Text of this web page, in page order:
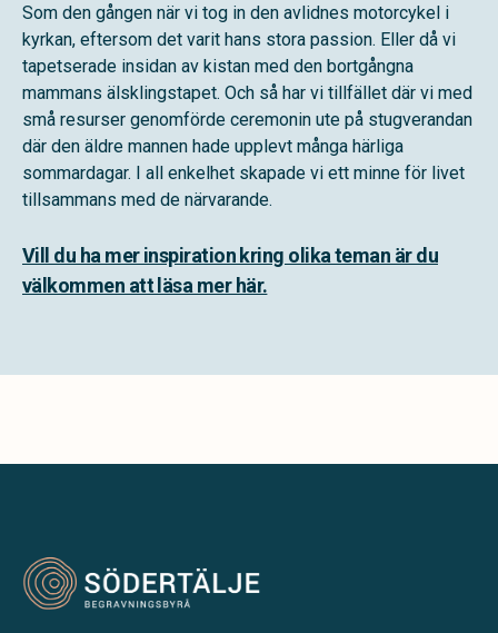
Som den gången när vi tog in den avlidnes motorcykel i
kyrkan, eftersom det varit hans stora passion. Eller då vi
tapetserade insidan av kistan med den bortgångna
mammans älsklingstapet. Och så har vi tillfället där vi med
små resurser genomförde ceremonin ute på stugverandan
där den äldre mannen hade upplevt många härliga
sommardagar. I all enkelhet skapade vi ett minne för livet
tillsammans med de närvarande.
Vill du ha mer inspiration kring olika teman är du
välkommen att läsa mer här.